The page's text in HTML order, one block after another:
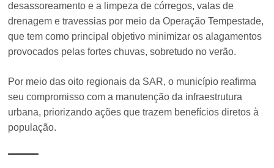
desassoreamento e a limpeza de córregos, valas de
drenagem e travessias por meio da Operação Tempestade,
que tem como principal objetivo minimizar os alagamentos
provocados pelas fortes chuvas, sobretudo no verão.
Por meio das oito regionais da SAR, o município reafirma
seu compromisso com a manutenção da infraestrutura
urbana, priorizando ações que trazem benefícios diretos à
população.